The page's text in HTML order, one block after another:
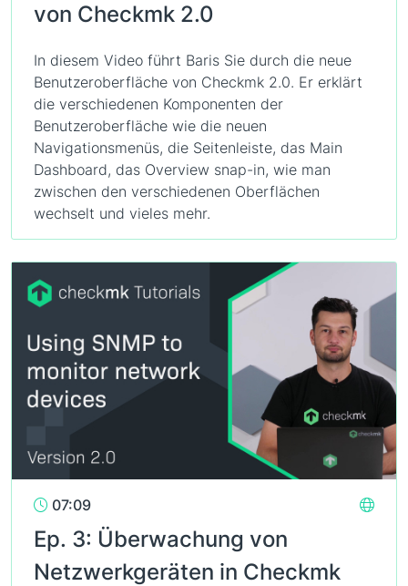
von Checkmk 2.0
In diesem Video führt Baris Sie durch die neue
Benutzeroberfläche von Checkmk 2.0. Er erklärt
die verschiedenen Komponenten der
Benutzeroberfläche wie die neuen
Navigationsmenüs, die Seitenleiste, das Main
Dashboard, das Overview snap-in, wie man
zwischen den verschiedenen Oberflächen
wechselt und vieles mehr.
07:09
Ep. 3: Überwachung von
Netzwerkgeräten in Checkmk